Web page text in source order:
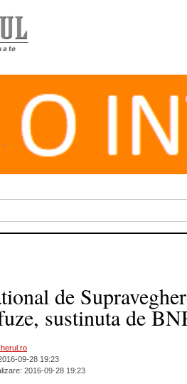
a te
de
sustinuta de
09-28 19:23
2016-09-28 19:23